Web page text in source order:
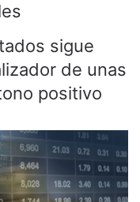
sigue
de unas
positivo